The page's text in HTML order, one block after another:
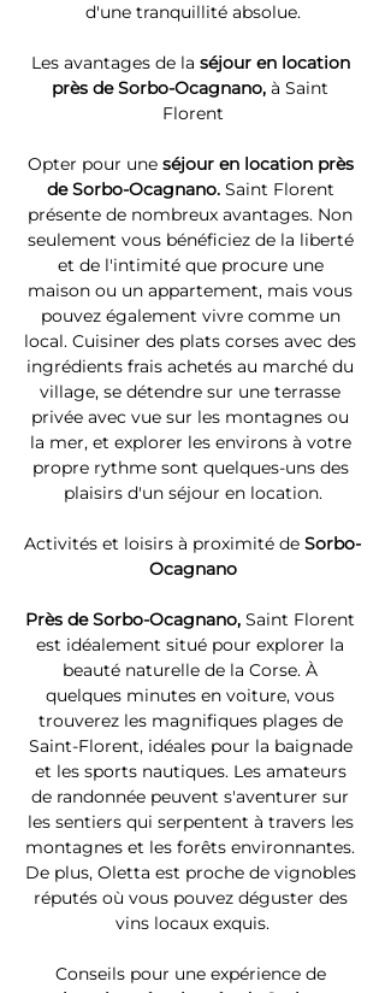
d'une tranquillité absolue.
Les avantages de la séjour en location
près de Sorbo-Ocagnano, à Saint
Florent
Opter pour une séjour en location près
de Sorbo-Ocagnano. Saint Florent
présente de nombreux avantages. Non
seulement vous bénéficiez de la liberté
et de l'intimité que procure une
maison ou un appartement, mais vous
pouvez également vivre comme un
local. Cuisiner des plats corses avec des
ingrédients frais achetés au marché du
village, se détendre sur une terrasse
privée avec vue sur les montagnes ou
la mer, et explorer les environs à votre
propre rythme sont quelques-uns des
plaisirs d'un séjour en location.
Activités et loisirs à proximité de Sorbo-
Ocagnano
Près de Sorbo-Ocagnano, Saint Florent
est idéalement situé pour explorer la
beauté naturelle de la Corse. À
quelques minutes en voiture, vous
trouverez les magnifiques plages de
Saint-Florent, idéales pour la baignade
et les sports nautiques. Les amateurs
de randonnée peuvent s'aventurer sur
les sentiers qui serpentent à travers les
montagnes et les forêts environnantes.
De plus, Oletta est proche de vignobles
réputés où vous pouvez déguster des
vins locaux exquis.
Conseils pour une expérience de